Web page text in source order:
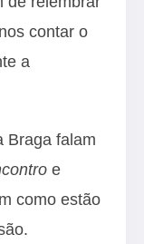
contar o
a
Braga falam
e
como estão